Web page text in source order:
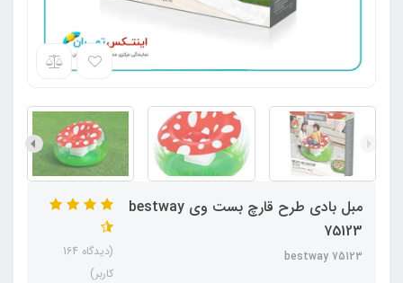
مبل بادی طرح قارچ بست وی bestway
75123
bestway 75123
(دیدگاه 164
کاربر)